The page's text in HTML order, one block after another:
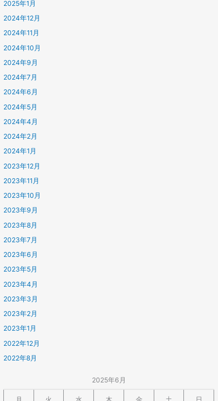
2025年1月
2024年12月
2024年11月
2024年10月
2024年9月
2024年7月
2024年6月
2024年5月
2024年4月
2024年2月
2024年1月
2023年12月
2023年11月
2023年10月
2023年9月
2023年8月
2023年7月
2023年6月
2023年5月
2023年4月
2023年3月
2023年2月
2023年1月
2022年12月
2022年8月
2025年6月